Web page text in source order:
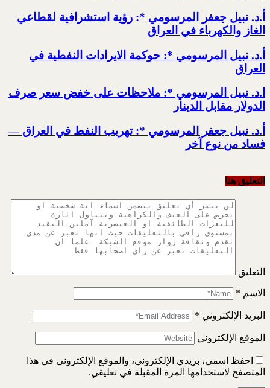
أ.د. نبيل جعفر المرسومي *: رؤية استشرافية لقطاعي
الغاز والكهرباء في العراق
أ.د. نبيل المرسومي *: حوكمة الايرادات النفطية في
العراق
ا.د. نبيل المرسومي *: ملاحظات على خفض سعر صرف
الدولار مقابل الدينار
أ.د. نبيل جعفر المرسومي *: تهريب النفط في العراق —
فساد من نوع آخر
التعليق هنا
التعليق
الاسم *
البريد الإلكتروني *
الموقع الإلكتروني
احفظ اسمي، بريدي الإلكتروني، والموقع الإلكتروني في هذا
المتصفح لاستخدامها المرة المقبلة في تعليقي.